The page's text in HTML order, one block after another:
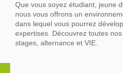
Que vous soyez étudiant, jeune
nous vous offrons un
dans lequel vous pourrez
expertises. Découvrez toutes
stages, alternance et VIE.